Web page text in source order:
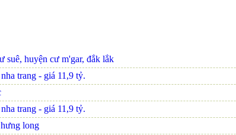
suê, huyện cư m'gar, đắk lắk
trang - giá 11,9 tỷ.
trang - giá 11,9 tỷ.
long